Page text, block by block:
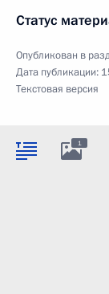
Статус
Опубликован в
Дата публикации:
Текстовая версия
1